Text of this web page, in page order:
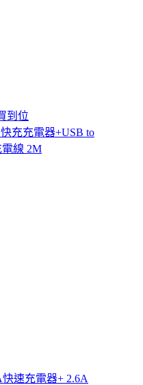
到位
充充電器+USB to
線 2M
速充電器+ 2.6A